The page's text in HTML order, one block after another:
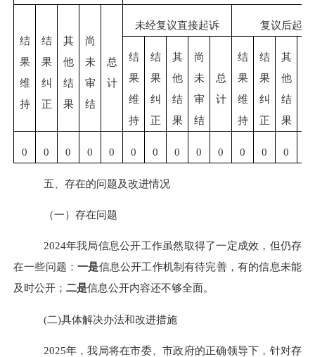
结
果
维
持
结
果
纠
正
其
他
结
果
尚
未
审
结
总
计
未经复议直接起诉 复议后起诉
结
果
维
持
结
果
纠
正
其
他
结
果
尚
未
审
结
总
计
结
果
维
持
结
果
纠
正
其
他
结
果
0 0 0 0 0 0 0 0 0 0 0 0 0
五、存在的问题及改进情况
（一）存在问题
2024年我局信息公开工作虽然取得了一定成效，但仍存
在一些问题：一是信息公开工作机制有待完善，有的信息未能
及时公开； 二是信息公开内容还不够全面。
(二)具体解决办法和改进措施
2025年，我局将在市委、市政府的正确领导下，针对存